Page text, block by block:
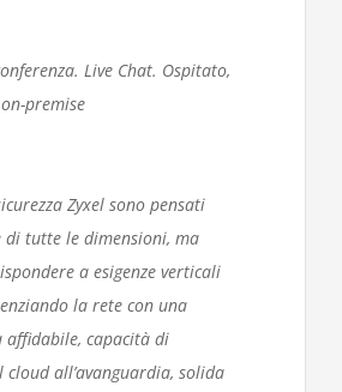
Live Chat. Ospitato,
premise
Zyxel sono pensati
di tutte le dimensioni, ma
a esigenze verticali
la rete con una
affidabile, capacità di
cloud all’avanguardia, solida